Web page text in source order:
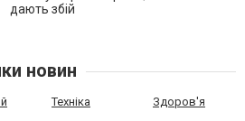
дають збій
новин
Техніка Здоров'я